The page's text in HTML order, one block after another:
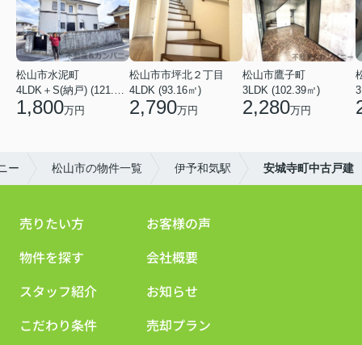
松山市水泥町
4LDK＋S(納戸) (121.00㎡)
1,800万円
松山市市坪北２丁目
4LDK (93.16㎡)
2,790万円
松山市鷹子町
3LDK (102.39㎡)
2,280万円
ー 松山市の物件一覧 伊予和気駅 安城寺町中古戸建
売りたい方
物件を探す
スタッフ紹介
こだわり条件
お客様の声
会社概要
お知らせ
売却プラン